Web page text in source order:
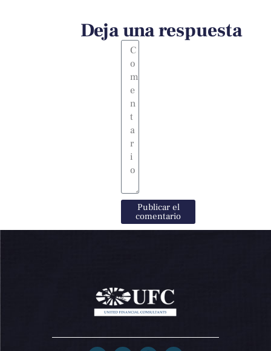
Deja una respuesta
Publicar el
comentario